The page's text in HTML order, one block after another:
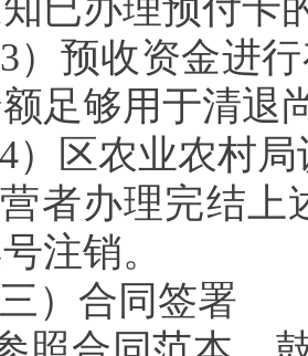
已办理预付卡
3） 预收资金进
足够用于清退
4）
区农业农村
者办理完结上
注销。
） 合同 签署